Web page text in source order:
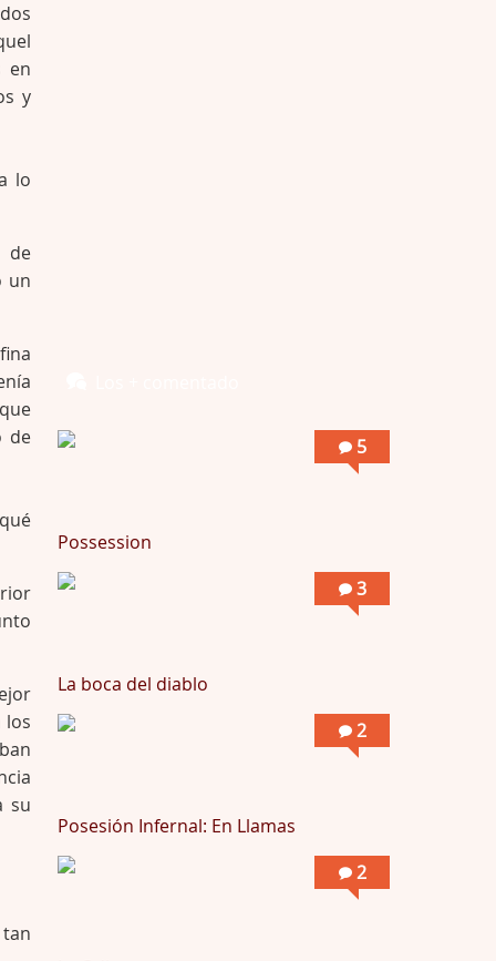
en
y
lo
de
un
de
los
su
Por: Chica Stark
Por: Mountain
5
Possession
3
La boca del diablo
2
Posesión Infernal: En Llamas
2